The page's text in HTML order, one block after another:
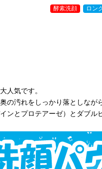
酵素洗顔 ロン
人気です。
の汚れをしっかり落としなが
ンとプロテアーゼ）とダブル